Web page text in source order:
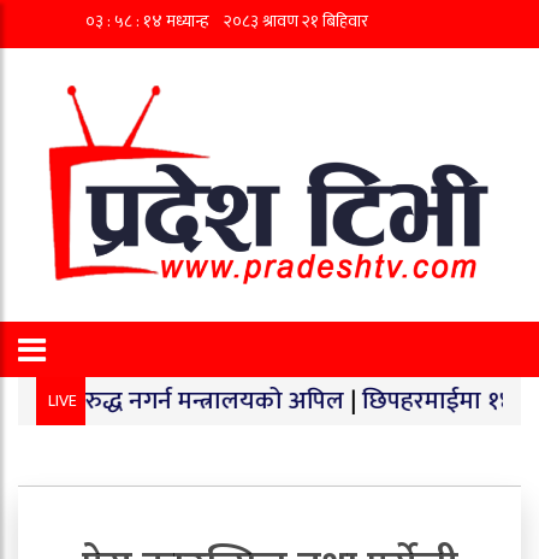
LIVE
मन्त्रालयको अपिल|छिपहरमाईमा १४० किलो गाँजा